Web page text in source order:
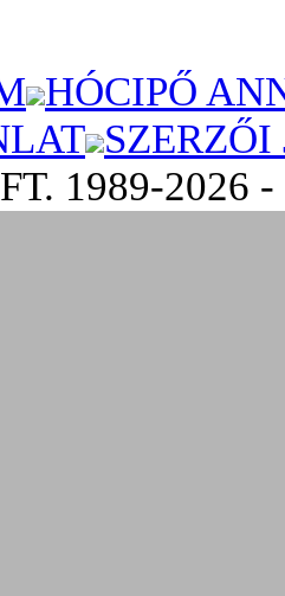
HÓCIPŐ
SZERZŐI
1989-2026